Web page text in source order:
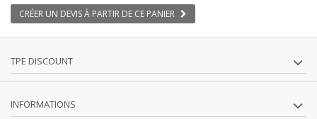
CRÉER UN DEVIS À PARTIR DE CE PANIER
TPE DISCOUNT
INFORMATIONS